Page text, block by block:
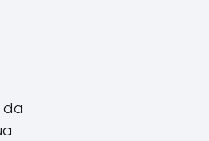
da